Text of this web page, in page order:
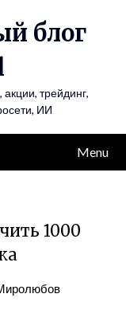
блог
трейдинг,
ИИ
Menu
1000